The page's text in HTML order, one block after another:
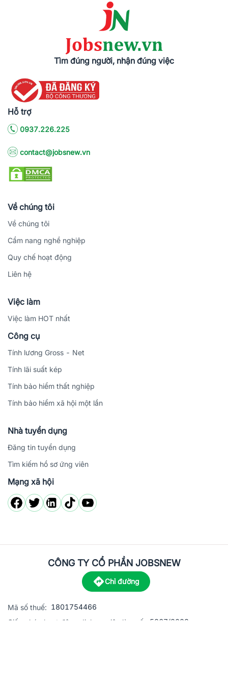
Tìm đúng người, nhận đúng việc
Hỗ trợ
0937.226.225
contact@jobsnew.vn
Về chúng tôi
Về chúng tôi
Cẩm nang nghề nghiệp
Quy chế hoạt động
Liên hệ
Việc làm
Việc làm HOT nhất
Công cụ
Tính lương Gross - Net
Tính lãi suất kép
Tính bảo hiểm thất nghiệp
Tính bảo hiểm xã hội một lần
Nhà tuyển dụng
Đăng tin tuyển dụng
Tìm kiếm hồ sơ ứng viên
Mạng xã hội
CÔNG TY CỔ PHẦN JOBSNEW
Chỉ đường
Mã số thuế: 1801754466
Giấy phép hoạt động dịch vụ việc làm số:
5867/2023